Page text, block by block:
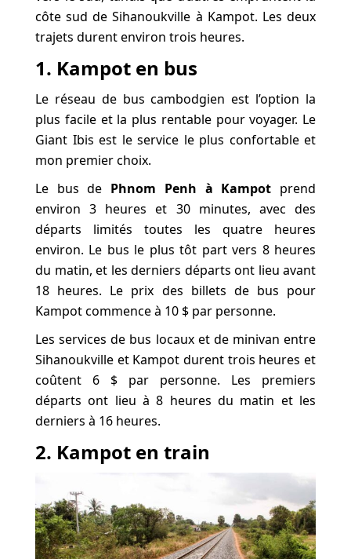
côte sud de Sihanoukville à Kampot. Les deux
trajets durent environ trois heures.
1. Kampot en bus
Le réseau de bus cambodgien est l’option la
plus facile et la plus rentable pour voyager. Le
Giant Ibis est le service le plus confortable et
mon premier choix.
Le bus de Phnom Penh à Kampot prend
environ 3 heures et 30 minutes, avec des
départs limités toutes les quatre heures
environ. Le bus le plus tôt part vers 8 heures
du matin, et les derniers départs ont lieu avant
18 heures. Le prix des billets de bus pour
Kampot commence à 10 $ par personne.
Les services de bus locaux et de minivan entre
Sihanoukville et Kampot durent trois heures et
coûtent 6 $ par personne. Les premiers
départs ont lieu à 8 heures du matin et les
derniers à 16 heures.
2. Kampot en train